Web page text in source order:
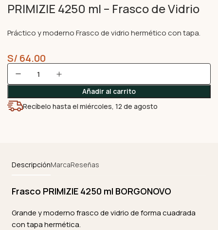
PRIMIZIE 4250 ml – Frasco de Vidrio
Práctico y moderno Frasco de vidrio hermético con tapa.
S/ 64.00
Añadir al carrito
Recíbelo hasta el miércoles, 12 de agosto
DescripciónMarcaReseñas
Frasco PRIMIZIE 4250 ml BORGONOVO
Grande y moderno frasco de vidrio de forma cuadrada
con tapa hermética.